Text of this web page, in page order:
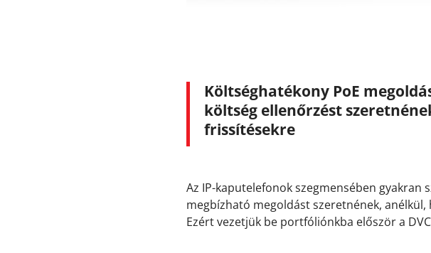
Költséghatékony PoE
költség ellenőrzést
frissítésekre
Az IP-kaputelefonok szegmensében gyakran
megbízható megoldást szeretnének,
Ezért vezetjük be portfóliónkba először a